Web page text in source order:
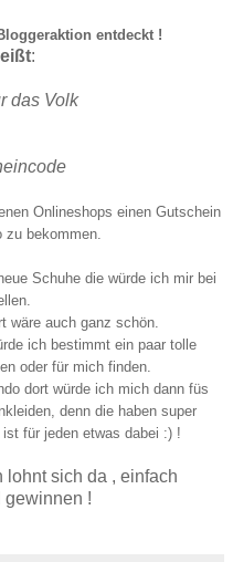
entdeckt !
:
das Volk
Onlineshops einen Gutschein
zu bekommen.
Schuhe die würde ich mir bei
wäre auch ganz schön.
ich bestimmt ein paar tolle
oder für mich finden.
dort würde ich mich dann füs
denn die haben super
für jeden etwas dabei :) !
lohnt sich da , einfach
gewinnen !